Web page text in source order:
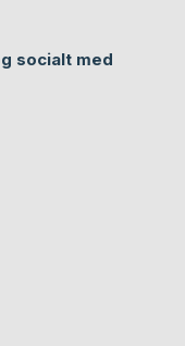
socialt med